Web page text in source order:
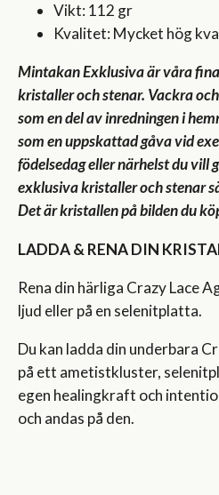
Vikt: 112 gr
Kvalitet: Mycket hög
Mintakan Exklusiva är våra
kristaller och stenar. Vackra
som en del av inredningen i
som en uppskattad gåva vid
födelsedag eller närhelst du vill
exklusiva kristaller och stenar
Det är kristallen på bilden du
LADDA & RENA DIN
Rena din härliga Crazy Lace
ljud eller på en selenitplatta.
Du kan ladda din underbara
på ett ametistkluster,
egen healingkraft och
och andas på den.